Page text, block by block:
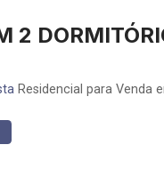
2
Residencial para Venda